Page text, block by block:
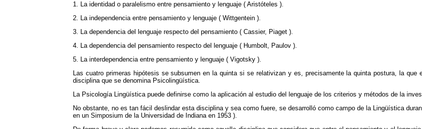
1. La identidad o paralelismo entre pensamiento y lenguaje ( Aristóteles ).
2. La independencia entre pensamiento y lenguaje ( Wittgentein ).
3. La dependencia del lenguaje respecto del pensamiento ( Cassier, Piaget ).
4. La dependencia del pensamiento respecto del lenguaje ( Humbolt, Paulov ).
5. La interdependencia entre pensamiento y lenguaje ( Vigotsky ).
Las cuatro primeras hipótesis se subsumen en la quinta si se relativizan y es, precisamente la quinta postura, la que
disciplina que se denomina Psicolingüística.
La Psicología Lingüística puede definirse como la aplicación al estudio del lenguaje de los criterios y métodos de la
No obstante, no es tan fácil deslindar esta disciplina y sea como fuere, se desarrolló como campo de la Lingüística
en un Simposium de la Universidad de Indiana en 1953 ).